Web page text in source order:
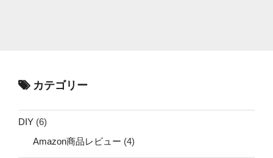
カテゴリー
DIY (6)
Amazon商品レビュー (4)